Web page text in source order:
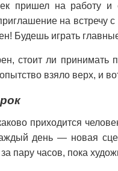
пришел на работу и
на встречу с
Будешь играть
стоит ли принимать
взяло верх, и
приходится
день — новая
пару часов, пока